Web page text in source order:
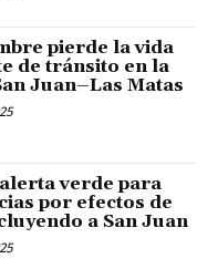
pierde la vida
de tránsito en la
Juan–Las Matas
verde para
por efectos de
a San Juan